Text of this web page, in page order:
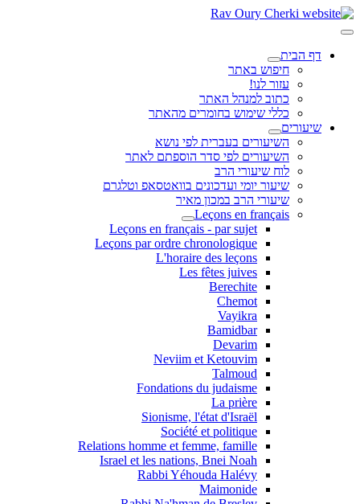
דף הבית
חיפוש באתר
עזור לנו!
כתוב למנהל האתר
כללי שימוש בחומרים מהאתר
שיעורים
השיעורים בעברית לפי נושא
השיעורים לפי סדר הוספתם לאתר
לוח שיעורי הרב
שיעור יומי ועדכונים בוואטסאפ וטלגרם
שיעורי הרב במכון מאיר
Leçons en français
Leçons en français - par sujet
Leçons par ordre chronologique
L'horaire des leçons
Les fêtes juives
Berechite
Chemot
Vayikra
Bamidbar
Devarim
Neviim et Ketouvim
Talmoud
Fondations du judaisme
La prière
Sionisme, l'état d'Israël
Société et politique
Relations homme et femme, famille
Israel et les nations, Bnei Noah
Rabbi Yéhouda Halévy
Maimonide